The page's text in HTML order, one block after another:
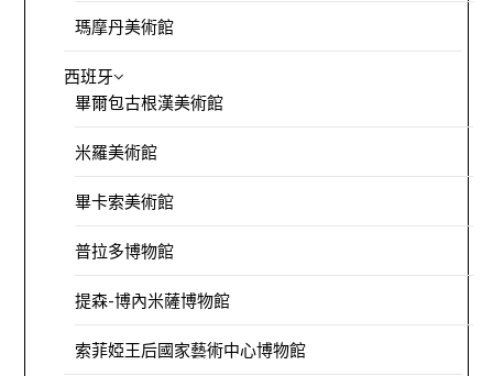
瑪摩丹美術館
西班牙
畢爾包古根漢美術館
米羅美術館
畢卡索美術館
普拉多博物館
提森-博內米薩博物館
索菲婭王后國家藝術中心博物館